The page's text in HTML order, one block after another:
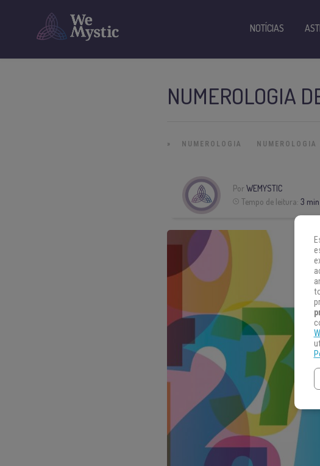
NUMEROLOGIA
» NUMEROLOGIA NUMEROLOGIA
PorWEMYSTIC
Tempo de leitura:3 min
NOTÍCIAS